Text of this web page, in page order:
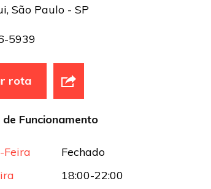
São Paulo - SP
5939
rota
Funcionamento
Feira
Fechado
18:00-22:00